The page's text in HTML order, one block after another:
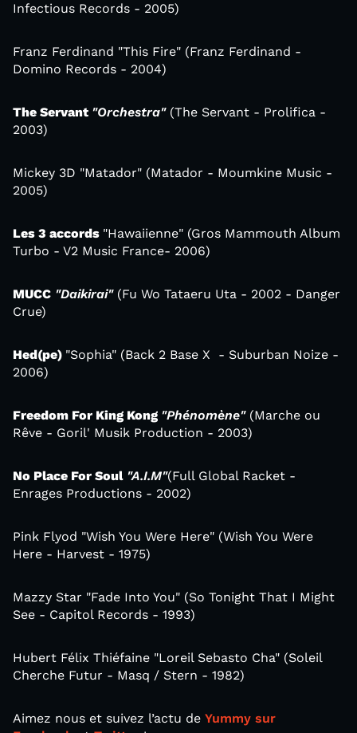
Infectious Records - 2005)
Franz Ferdinand "This Fire" (Franz Ferdinand -
Domino Records - 2004)
The Servant "Orchestra" (The Servant - Prolifica -
2003)
Mickey 3D "Matador" (Matador - Moumkine Music -
2005)
Les 3 accords "Hawaiienne" (Gros Mammouth Album
Turbo - V2 Music France- 2006)
MUCC "Daikirai"(Fu Wo Tataeru Uta - 2002 - Danger
Crue)
Hed(pe) "Sophia" (Back 2 Base X - Suburban Noize -
2006)
Freedom For King Kong "Phénomène"(Marche ou
Rêve - Goril' Musik Production - 2003)
No Place For Soul "A.I.M"(Full Global Racket -
Enrages Productions - 2002)
Pink Flyod "Wish You Were Here" (Wish You Were
Here - Harvest - 1975)
Mazzy Star "Fade Into You" (So Tonight That I Might
See - Capitol Records - 1993)
Hubert Félix Thiéfaine "Loreil Sebasto Cha" (Soleil
Cherche Futur - Masq / Stern - 1982)
Aimez nous et suivez l’actu de Yummy sur